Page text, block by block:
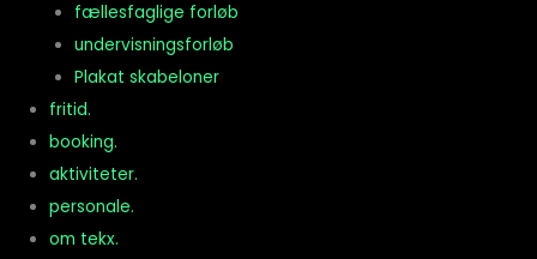
fællesfaglige forløb
undervisningsforløb
Plakat skabeloner
fritid.
booking.
aktiviteter.
personale.
om tekx.